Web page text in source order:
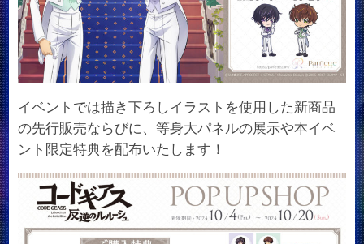
イベントでは描き下ろしイラストを使用した新商品
の先行販売ならびに、等身大パネルの展示や本イベ
ント限定特典を配布いたします！